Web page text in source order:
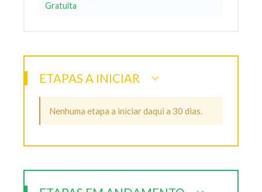
Gratuita
ETAPAS A INICIAR
Nenhuma etapa a iniciar daqui a 30 dias.